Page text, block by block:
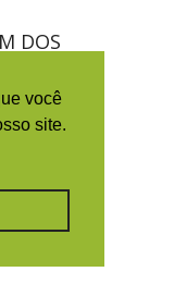
você
site.
DOS